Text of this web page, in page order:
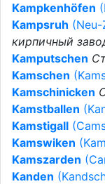
Kampkenhöfen
Kampsruh (Neu-
кирпичный
Kamputschen
Kamschen
Kamschinicken
Kamstballen
Kamstigall
Kamswiken
Kamszarden
Kanden